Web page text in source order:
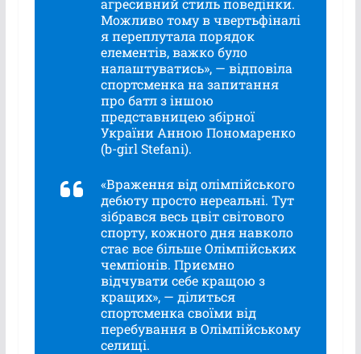
агресивний стиль поведінки.
Можливо тому в чвертьфіналі
я переплутала порядок
елементів, важко було
налаштуватись», — відповіла
спортсменка на запитання
про батл з іншою
представницею збірної
України Анною Пономаренко
(b-girl Stefani).
«Враження від олімпійського
дебюту просто нереальні. Тут
зібрався весь цвіт світового
спорту, кожного дня навколо
стає все більше Олімпійських
чемпіонів. Приємно
відчувати себе кращою з
кращих», — ділиться
спортсменка своїми від
перебування в Олімпійському
селищі.